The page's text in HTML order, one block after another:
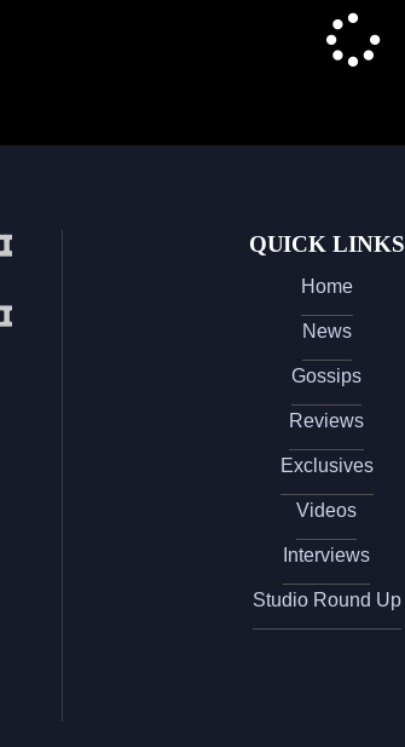
QUICK LINKS
Home
News
Gossips
Reviews
Exclusives
Videos
Interviews
Studio Round Up